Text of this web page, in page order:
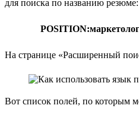
для поиска по названию резюме:
POSITION:маркетолог
На странице «Расширенный
Вот список полей, по которым